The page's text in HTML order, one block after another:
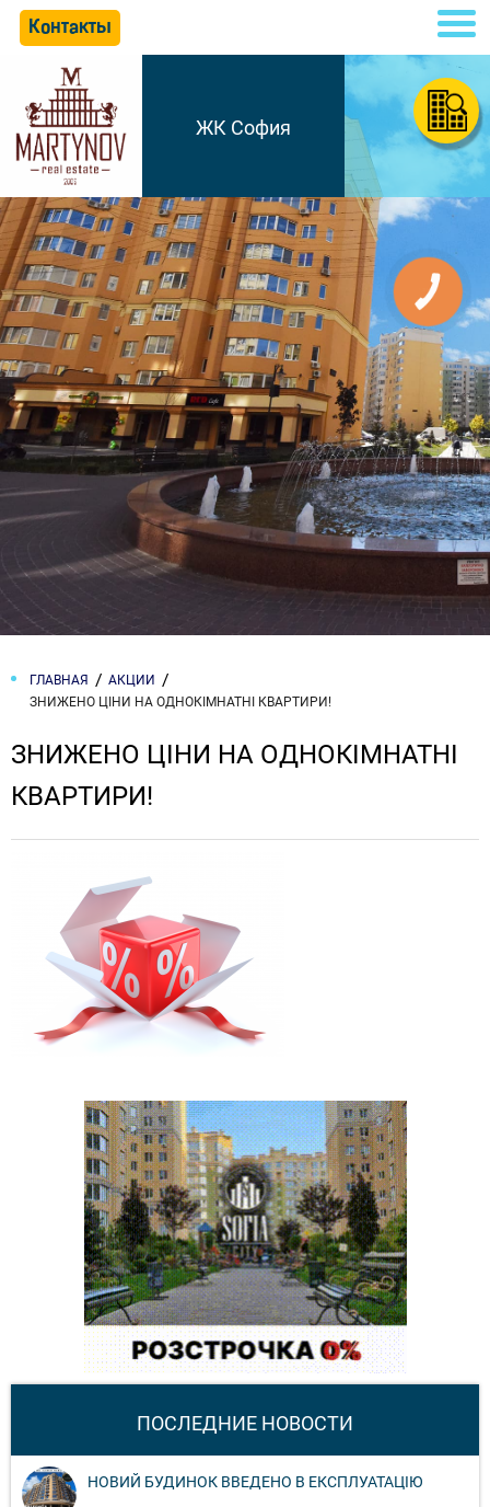
Контакты
ЖК София
ГЛАВНАЯ
АКЦИИ
ЗНИЖЕНО ЦІНИ НА ОДНОКІМНАТНІ КВАРТИРИ!
ЗНИЖЕНО ЦІНИ НА ОДНОКІМНАТНІ
КВАРТИРИ!
ПОСЛЕДНИЕ НОВОСТИ
НОВИЙ БУДИНОК ВВЕДЕНО В ЕКСПЛУАТАЦІЮ
КНОПКА
СВЯЗИ